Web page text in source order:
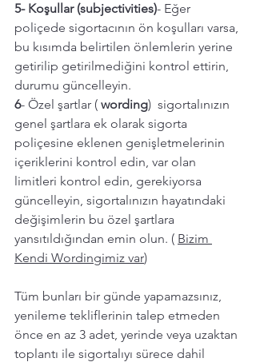
5- Koşullar (subjectivities)- Eğer
poliçede sigortacının ön koşulları varsa,
bu kısımda belirtilen önlemlerin yerine
getirilip getirilmediğini kontrol ettirin,
durumu güncelleyin.
6- Özel şartlar ( wording)  sigortalınızın
genel şartlara ek olarak sigorta
poliçesine eklenen genişletmelerinin
içeriklerini kontrol edin, var olan
limitleri kontrol edin, gerekiyorsa
güncelleyin, sigortalınızın hayatındaki
değişimlerin bu özel şartlara
yansıtıldığından emin olun. ( Bizim
Kendi Wordingimiz var)
Tüm bunları bir günde yapamazsınız,
yenileme tekliflerinin talep etmeden
önce en az 3 adet, yerinde veya uzaktan
toplantı ile sigortalıyı sürece dahil